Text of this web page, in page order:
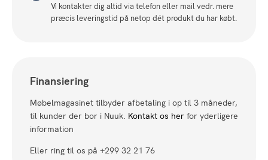
Vi kontakter dig altid via telefon eller mail vedr. mere
præcis leveringstid på netop dét produkt du har købt.
Finansiering
Møbelmagasinet tilbyder afbetaling i op til 3 måneder,
til kunder der bor i Nuuk. Kontakt os her for yderligere
information
Eller ring til os på +299 32 21 76